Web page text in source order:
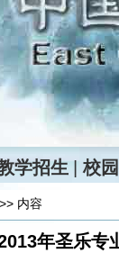
学招生 校
>> 内容
年圣乐专